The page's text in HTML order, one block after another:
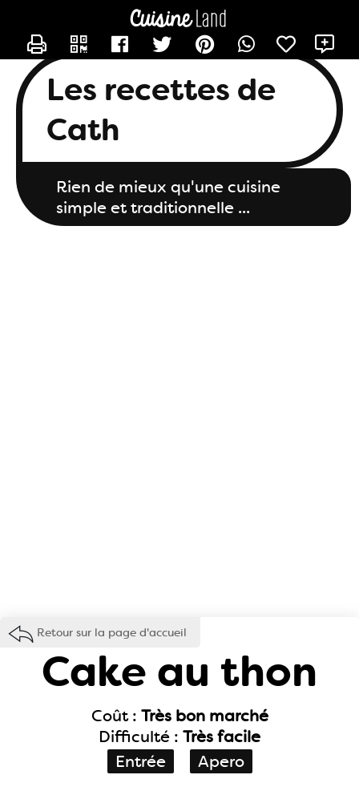
Les recettes de
Cath
Rien de mieux qu'une cuisine
simple et traditionnelle ...
Retour sur la page d'accueil
Cake au thon
Coût : Très bon marché
Difficulté : Très facile
Entrée
Apero
CONTACTER LES_RECETTES_DE_CATH